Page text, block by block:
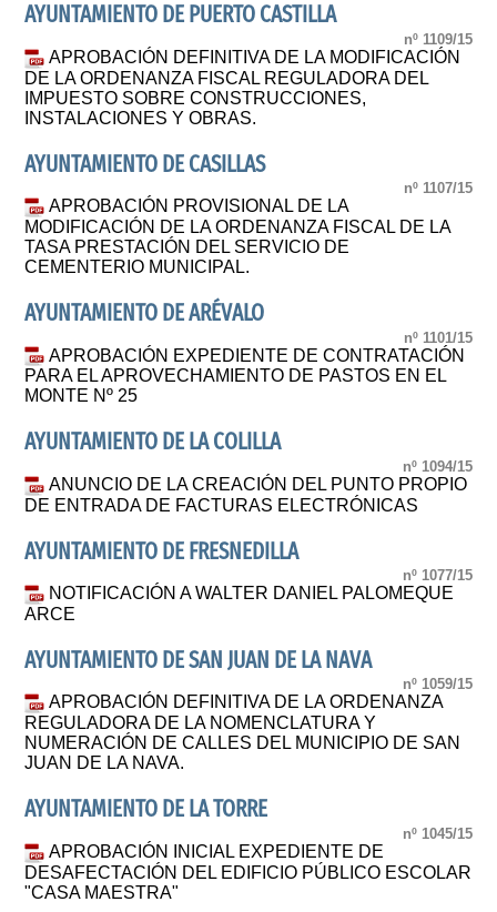
AYUNTAMIENTO DE PUERTO CASTILLA
nº 1109/15
APROBACIÓN DEFINITIVA DE LA MODIFICACIÓN
DE LA ORDENANZA FISCAL REGULADORA DEL
IMPUESTO SOBRE CONSTRUCCIONES,
INSTALACIONES Y OBRAS.
AYUNTAMIENTO DE CASILLAS
nº 1107/15
APROBACIÓN PROVISIONAL DE LA
MODIFICACIÓN DE LA ORDENANZA FISCAL DE LA
TASA PRESTACIÓN DEL SERVICIO DE
CEMENTERIO MUNICIPAL.
AYUNTAMIENTO DE ARÉVALO
nº 1101/15
APROBACIÓN EXPEDIENTE DE CONTRATACIÓN
PARA EL APROVECHAMIENTO DE PASTOS EN EL
MONTE Nº 25
AYUNTAMIENTO DE LA COLILLA
nº 1094/15
ANUNCIO DE LA CREACIÓN DEL PUNTO PROPIO
DE ENTRADA DE FACTURAS ELECTRÓNICAS
AYUNTAMIENTO DE FRESNEDILLA
nº 1077/15
NOTIFICACIÓN A WALTER DANIEL PALOMEQUE
ARCE
AYUNTAMIENTO DE SAN JUAN DE LA NAVA
nº 1059/15
APROBACIÓN DEFINITIVA DE LA ORDENANZA
REGULADORA DE LA NOMENCLATURA Y
NUMERACIÓN DE CALLES DEL MUNICIPIO DE SAN
JUAN DE LA NAVA.
AYUNTAMIENTO DE LA TORRE
nº 1045/15
APROBACIÓN INICIAL EXPEDIENTE DE
DESAFECTACIÓN DEL EDIFICIO PÚBLICO ESCOLAR
"CASA MAESTRA"